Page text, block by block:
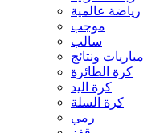
رياضة عالمية
موجب
سالب
مباريات ونتائج
كرة الطائرة
كرة اليد
كرة السلة
رمي